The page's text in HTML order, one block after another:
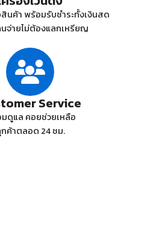
นค้า พร้อมรับชำระทั้งเงินสด
จ่ายไม่ต้องแลกเหรียญ
Service
ดูแล คอยช่วยเหลือ
ค้าตลอด 24 ชม.